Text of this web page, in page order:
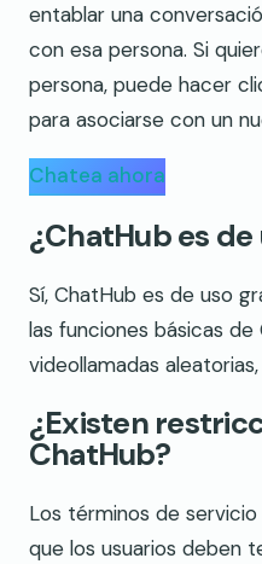
entablar una
con esa persona. Si
persona, puede hacer
para asociarse con un
Chatea ahora
¿ChatHub es
Sí, ChatHub es de uso
las funciones básicas
videollamadas
¿Existen
ChatHub?
Los términos de
que los usuarios deben